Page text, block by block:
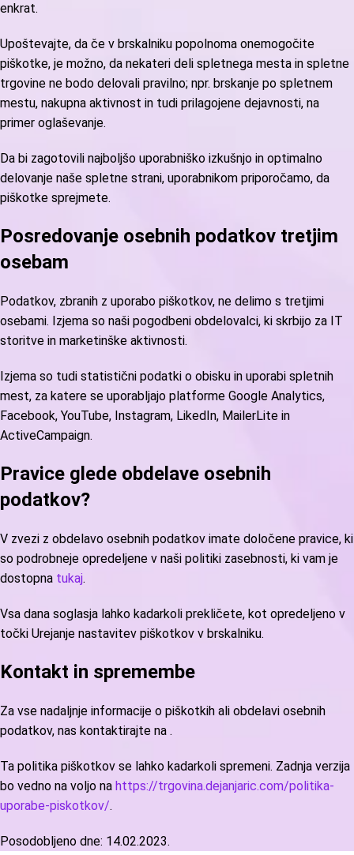
enkrat.
Upoštevajte, da če v brskalniku popolnoma onemogočite
piškotke, je možno, da nekateri deli spletnega mesta in spletne
trgovine ne bodo delovali pravilno; npr. brskanje po spletnem
mestu, nakupna aktivnost in tudi prilagojene dejavnosti, na
primer oglaševanje.
Da bi zagotovili najboljšo uporabniško izkušnjo in optimalno
delovanje naše spletne strani, uporabnikom priporočamo, da
piškotke sprejmete.
Posredovanje osebnih podatkov tretjim
osebam
Podatkov, zbranih z uporabo piškotkov, ne delimo s tretjimi
osebami. Izjema so naši pogodbeni obdelovalci, ki skrbijo za IT
storitve in marketinške aktivnosti.
Izjema so tudi statistični podatki o obisku in uporabi spletnih
mest, za katere se uporabljajo platforme Google Analytics,
Facebook, YouTube, Instagram, LikedIn, MailerLite in
ActiveCampaign.
Pravice glede obdelave osebnih
podatkov?
V zvezi z obdelavo osebnih podatkov imate določene pravice, ki
so podrobneje opredeljene v naši politiki zasebnosti, ki vam je
dostopna tukaj.
Vsa dana soglasja lahko kadarkoli prekličete, kot opredeljeno v
točki Urejanje nastavitev piškotkov v brskalniku.
Kontakt in spremembe
Za vse nadaljnje informacije o piškotkih ali obdelavi osebnih
podatkov, nas kontaktirajte na .
Ta politika piškotkov se lahko kadarkoli spremeni. Zadnja verzija
bo vedno na voljo na https://trgovina.dejanjaric.com/politika-
uporabe-piskotkov/.
Posodobljeno dne: 14.02.2023.